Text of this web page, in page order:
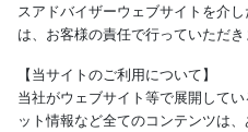
スアドバイザーウェブサイトを介
は、お客様の責任で行っていただき
【当サイトのご利用について】
当社がウェブサイト等で展開して
ット情報など全てのコンテンツは